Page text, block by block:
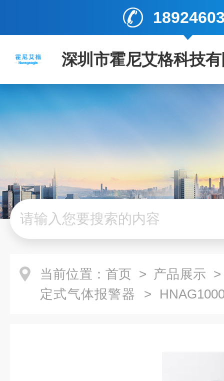
深圳市霍尼艾格科技
当前位置： 首页 > 产品展示
定式气体报警器 >